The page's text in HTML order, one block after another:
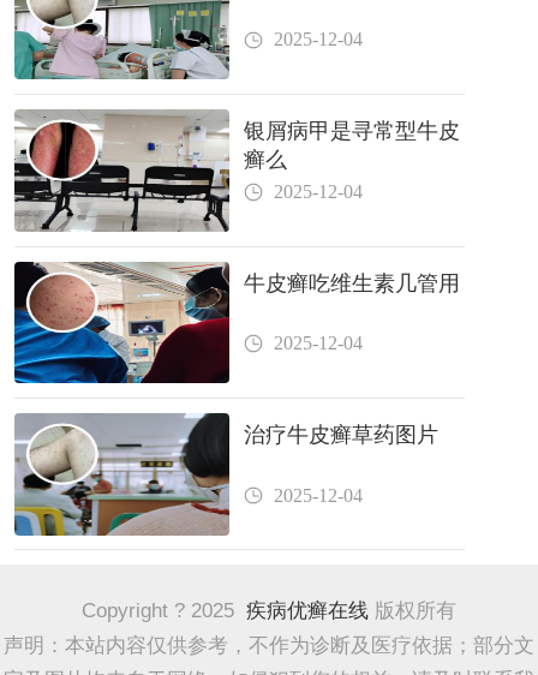
2025-12-04
银屑病甲是寻常型牛皮
癣么
2025-12-04
牛皮癣吃维生素几管用
2025-12-04
治疗牛皮癣草药图片
2025-12-04
Copyright ? 2025 疾病优癣在线 版权所有
声明：本站内容仅供参考，不作为诊断及医疗依据；部分文